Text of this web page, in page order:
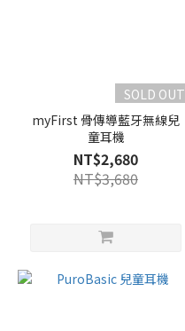
SOLD OUT
myFirst 骨傳導藍牙無線兒
童耳機
NT$2,680
NT$3,680